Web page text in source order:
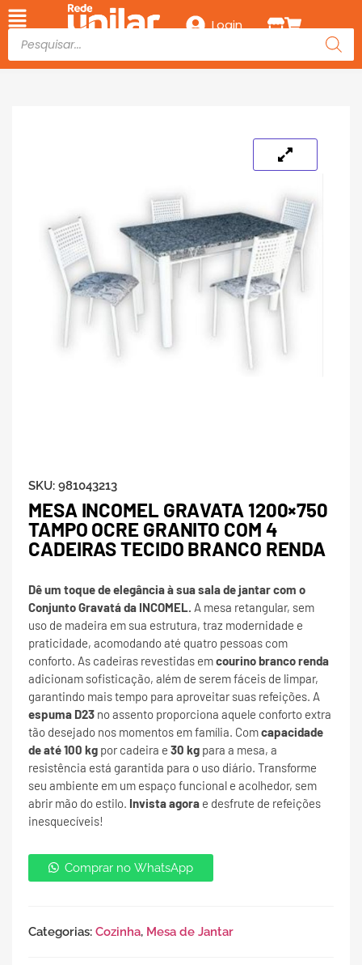
Login
SKU: 981043213
MESA INCOMEL GRAVATA 1200×750
TAMPO OCRE GRANITO COM 4
CADEIRAS TECIDO BRANCO RENDA
Dê um toque de elegância à sua sala de jantar com o
Conjunto Gravatá da INCOMEL. A mesa retangular, sem
uso de madeira em sua estrutura, traz modernidade e
praticidade, acomodando até quatro pessoas com
conforto. As cadeiras revestidas emcourino branco renda
adicionam sofisticação, além de serem fáceis de limpar,
garantindo mais tempo para aproveitar suas refeições. A
espuma D23 no assento proporciona aquele conforto extra
tão desejado nos momentos em família. Comcapacidade
de até 100 kg por cadeira e 30 kg para a mesa, a
resistência está garantida para o uso diário. Transforme
seu ambiente em um espaço funcional e acolhedor, sem
abrir mão do estilo. Invista agora e desfrute de refeições
inesquecíveis!
Comprar no WhatsApp
Categorias: Cozinha, Mesa de Jantar